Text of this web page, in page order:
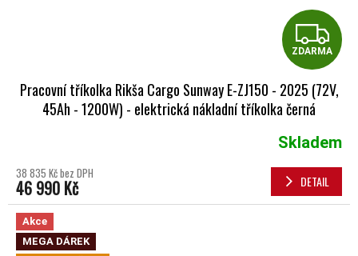
ZDARMA
Pracovní tříkolka Rikša Cargo Sunway E-ZJ150 - 2025 (72V,
45Ah - 1200W) - elektrická nákladní tříkolka černá
Skladem
38 835 Kč bez DPH
46 990 Kč DETAIL
Akce
MEGA DÁREK